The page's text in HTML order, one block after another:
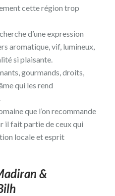
cette région trop
d’une expression
aromatique, vif, lumineux,
si plaisante.
gourmands, droits,
qui les rend
que l’on recommande
il fait partie de ceux qui
locale et esprit
&